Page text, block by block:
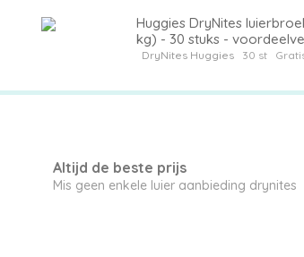
Huggies DryNites
kg) - 30 stuks -
DryNites Huggies30 st
Altijd de beste prijs
Mis geen enkele luier aanbieding drynites